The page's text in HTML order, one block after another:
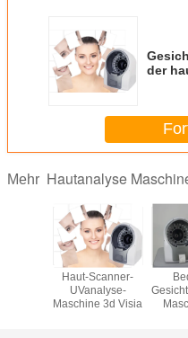
der
Mehr Hautanalyse
Haut-Scanner-
UVanalyse-
Maschine 3d Visia